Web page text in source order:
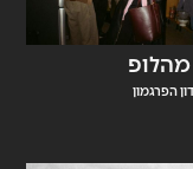
מהלופ
הפרגמון